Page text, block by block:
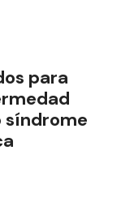
para
síndrome